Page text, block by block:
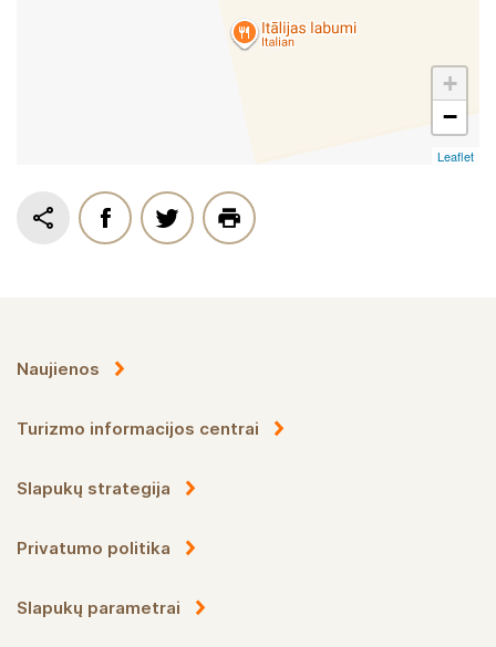
+
−
Leaflet
Naujienos
Turizmo informacijos centrai
Slapukų strategija
Privatumo politika
Slapukų parametrai